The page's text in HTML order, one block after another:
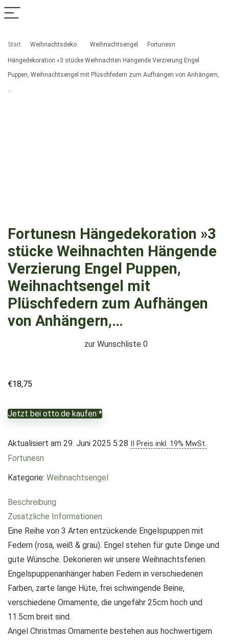
Start Weihnachtsdeko Weihnachtsengel Fortunesn
Hängedekoration »3 stücke Weihnachten Hängende Verzierung Engel
Puppen, Weihnachtsengel mit Plüschfedern zum Aufhängen von Anhängern,
…
Fortunesn Hängedekoration »3
stücke Weihnachten Hängende
Verzierung Engel Puppen,
Weihnachtsengel mit
Plüschfedern zum Aufhängen
von Anhängern,…
zur Wunschliste 0
€18,75
Jetzt bei otto.de kaufen *
Aktualisiert am 29. Juni 2025 5:28 II Preis inkl. 19% MwSt.
Fortunesn
Kategorie: Weihnachtsengel
Beschreibung
Zusätzliche Informationen
Eine Reihe von 3 Arten entzückende Engelspuppen mit
Federn (rosa, weiß & grau). Engel stehen für gute Dinge und
gute Wünsche. Dekorieren wir unsere Weihnachtsferien.
Engelspuppenanhänger haben Federn in verschiedenen
Farben, zarte lange Hüte, frei schwingende Beine,
verschiedene Ornamente, die ungefähr 25cm hoch und
11.5cm breit sind.
Angel Christmas Ornamente bestehen aus hochwertigem